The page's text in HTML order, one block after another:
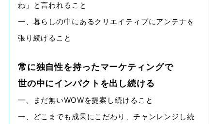
ね」と言われること
一、暮らしの中にあるクリエイティブにアンテナを
張り続けること
常に独自性を持ったマーケティングで
世の中にインパクトを出し続ける
一、まだ無いWOWを提案し続けること
一、どこまでも成果にこだわり、チャンレンジし続